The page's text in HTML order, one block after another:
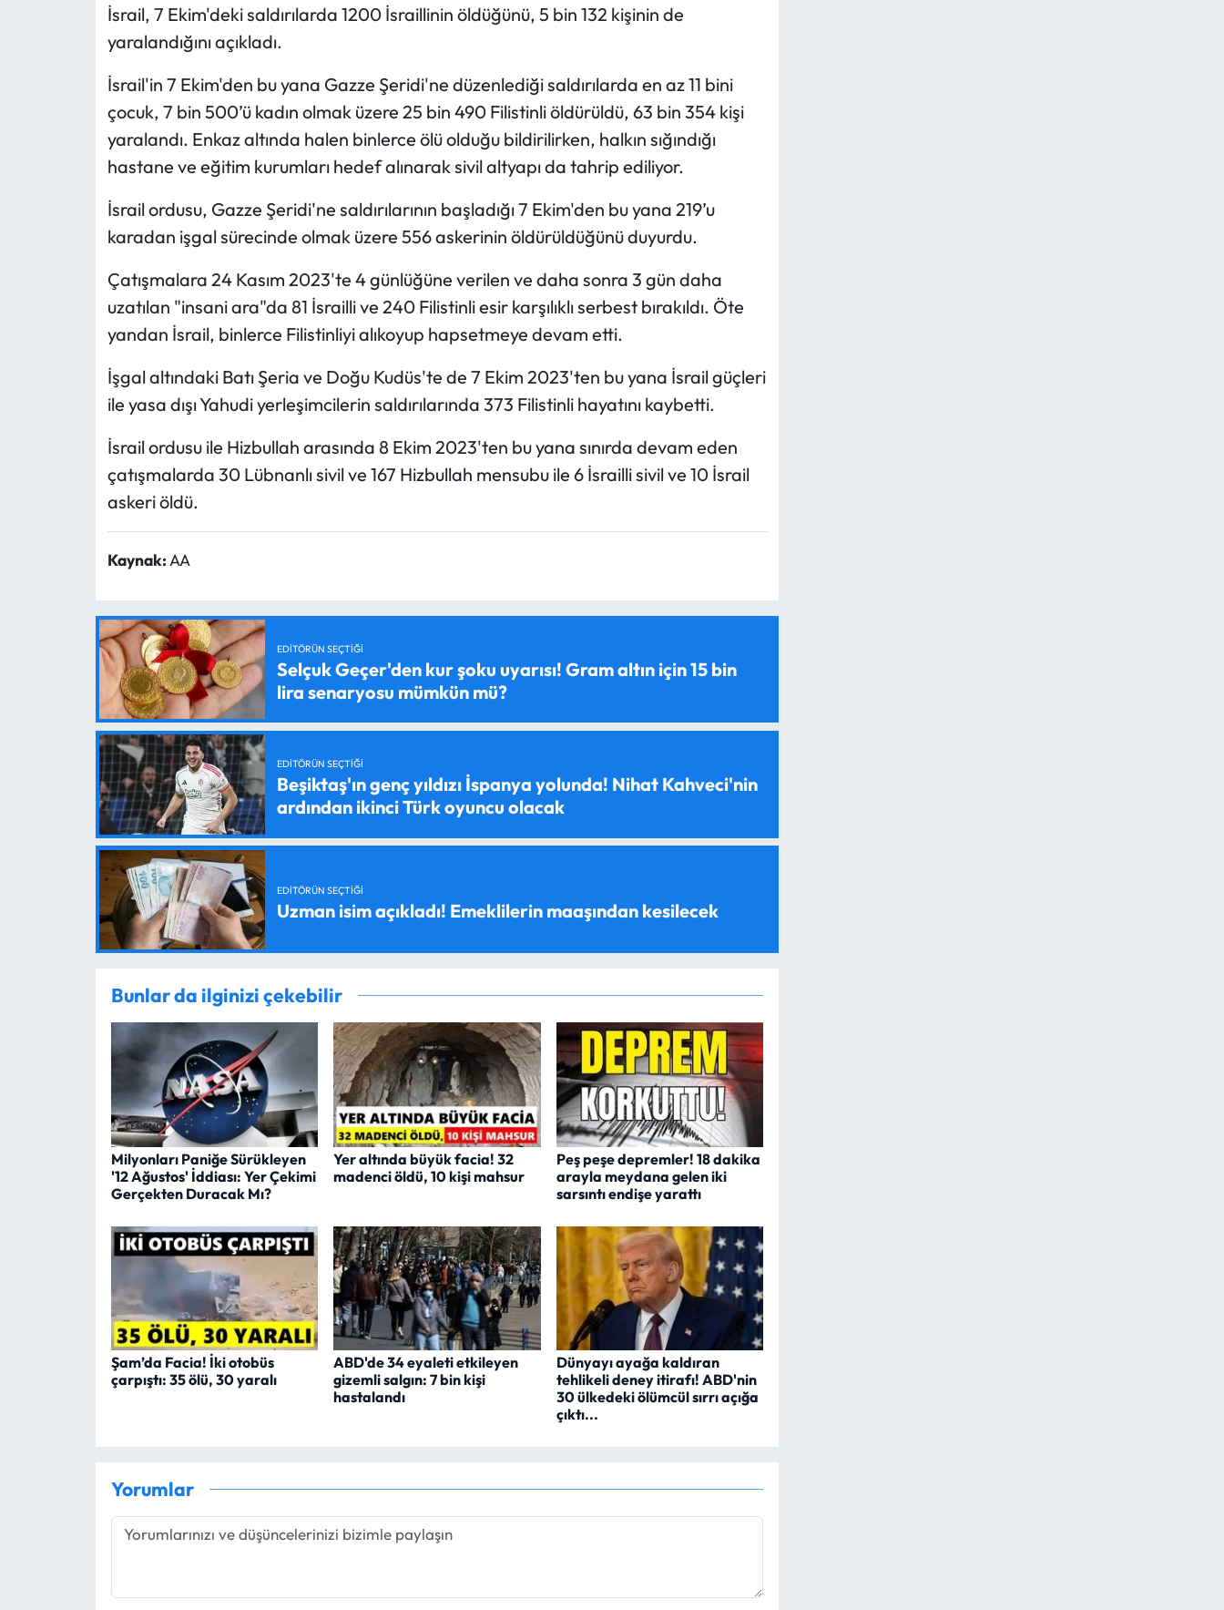
İsrail, 7 Ekim'deki saldırılarda 1200 İsraillinin öldüğünü, 5 bin 132 kişinin de
yaralandığını açıkladı.
İsrail'in 7 Ekim'den bu yana Gazze Şeridi'ne düzenlediği saldırılarda en az 11 bini
çocuk, 7 bin 500’ü kadın olmak üzere 25 bin 490 Filistinli öldürüldü, 63 bin 354 kişi
yaralandı. Enkaz altında halen binlerce ölü olduğu bildirilirken, halkın sığındığı
hastane ve eğitim kurumları hedef alınarak sivil altyapı da tahrip ediliyor.
İsrail ordusu, Gazze Şeridi'ne saldırılarının başladığı 7 Ekim'den bu yana 219’u
karadan işgal sürecinde olmak üzere 556 askerinin öldürüldüğünü duyurdu.
Çatışmalara 24 Kasım 2023'te 4 günlüğüne verilen ve daha sonra 3 gün daha
uzatılan "insani ara"da 81 İsrailli ve 240 Filistinli esir karşılıklı serbest bırakıldı. Öte
yandan İsrail, binlerce Filistinliyi alıkoyup hapsetmeye devam etti.
İşgal altındaki Batı Şeria ve Doğu Kudüs'te de 7 Ekim 2023'ten bu yana İsrail güçleri
ile yasa dışı Yahudi yerleşimcilerin saldırılarında 373 Filistinli hayatını kaybetti.
İsrail ordusu ile Hizbullah arasında 8 Ekim 2023'ten bu yana sınırda devam eden
çatışmalarda 30 Lübnanlı sivil ve 167 Hizbullah mensubu ile 6 İsrailli sivil ve 10 İsrail
askeri öldü.
Kaynak:AA
EDITÖRÜN SEÇTIĞI
Selçuk Geçer'den kur şoku uyarısı! Gram altın için 15 bin
lira senaryosu mümkün mü?
EDITÖRÜN SEÇTIĞI
Beşiktaş'ın genç yıldızı İspanya yolunda! Nihat Kahveci'nin
ardından ikinci Türk oyuncu olacak
EDITÖRÜN SEÇTIĞI
Uzman isim açıkladı! Emeklilerin maaşından kesilecek
Bunlar da ilginizi çekebilir
Milyonları Paniğe Sürükleyen
'12 Ağustos' İddiası: Yer Çekimi
Gerçekten Duracak Mı?
Yer altında büyük facia! 32
madenci öldü, 10 kişi mahsur
Peş peşe depremler! 18 dakika
arayla meydana gelen iki
sarsıntı endişe yarattı
Şam’da Facia! İki otobüs
çarpıştı: 35 ölü, 30 yaralı
ABD'de 34 eyaleti etkileyen
gizemli salgın: 7 bin kişi
hastalandı
Dünyayı ayağa kaldıran
tehlikeli deney itirafı! ABD'nin
30 ülkedeki ölümcül sırrı açığa
çıktı...
Yorumlar